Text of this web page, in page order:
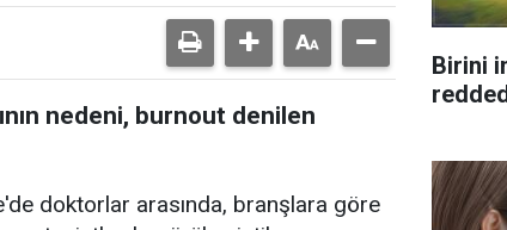
nedeni, burnout denilen
doktorlar arasında, branşlara göre
Birini